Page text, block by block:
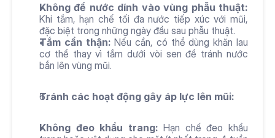
Không để nước dính vào vùng phẫu thuật:
Khi tắm, hạn chế tối đa nước tiếp xúc với mũi,
đặc biệt trong những ngày đầu sau phẫu thuật.
Tắm cẩn thận: Nếu cần, có thể dùng khăn lau
cơ thể thay vì tắm dưới vòi sen để tránh nước
bắn lên vùng mũi.
Tránh các hoạt động gây áp lực lên mũi:
Không đeo khẩu trang: Hạn chế đeo khẩu